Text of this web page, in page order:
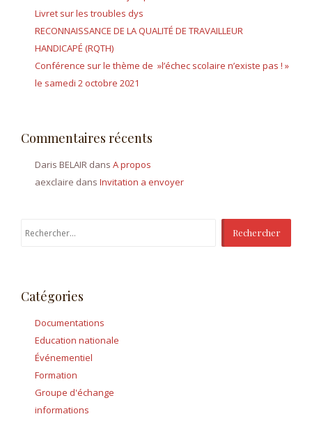
Livret sur les troubles dys
RECONNAISSANCE DE LA QUALITÉ DE TRAVAILLEUR
HANDICAPÉ (RQTH)
Conférence sur le thème de »l’échec scolaire n’existe pas ! »
le samedi 2 octobre 2021
Commentaires récents
Daris BELAIR dans A propos
aexclaire dans Invitation a envoyer
Rechercher :
Catégories
Documentations
Education nationale
Événementiel
Formation
Groupe d'échange
informations